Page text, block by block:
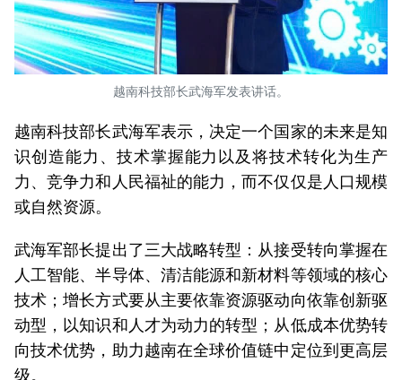
越南科技部长武海军发表讲话。
越南科技部长武海军表示，决定一个国家的未来是知
识创造能力、技术掌握能力以及将技术转化为生产
力、竞争力和人民福祉的能力，而不仅仅是人口规模
或自然资源。
武海军部长提出了三大战略转型：从接受转向掌握在
人工智能、半导体、清洁能源和新材料等领域的核心
技术；增长方式要从主要依靠资源驱动向依靠创新驱
动型，以知识和人才为动力的转型；从低成本优势转
向技术优势，助力越南在全球价值链中定位到更高层
级。